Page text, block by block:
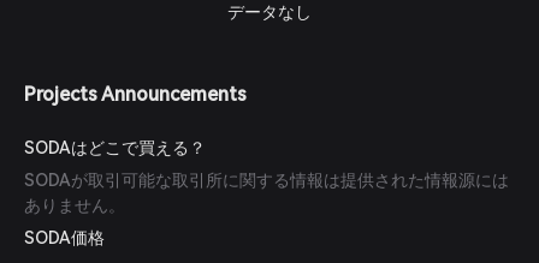
データなし
Projects Announcements
SODAはどこで買える？
SODAが取引可能な取引所に関する情報は提供された情報源には
ありません。
SODA価格